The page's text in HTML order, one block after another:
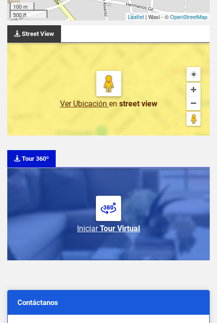
100 m
500 ft
Leaflet | Wasi - ©OpenStreetMap
Street View
Ver Ubicación en street view
Tour 360º
IniciarTour Virtual
Contáctanos